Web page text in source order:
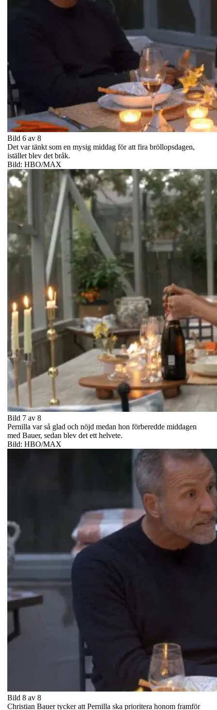
Bild 6 av 8
Det var tänkt som en mysig middag för att fira bröllopsdagen,
istället blev det bråk.
Bild: HBO/MAX
Bild 7 av 8
Pernilla var så glad och nöjd medan hon förberedde middagen
med Bauer, sedan blev det ett helvete.
Bild: HBO/MAX
Bild 8 av 8
Christian Bauer tycker att Pernilla ska prioritera honom framför